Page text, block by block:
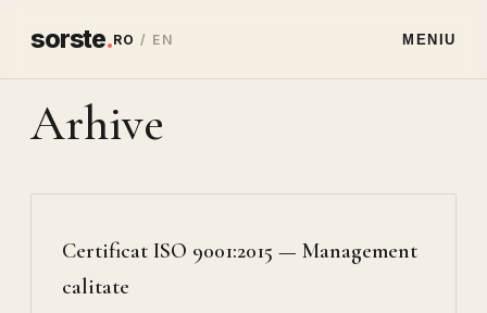
sorste.RO / EN MENIU
Arhive
Certificat ISO 9001:2015 — Management
calitate